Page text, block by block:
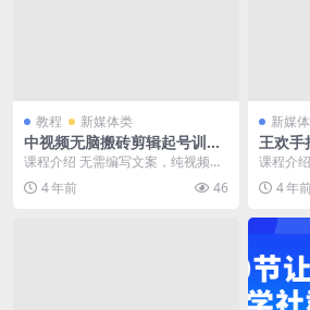
教程 新媒体类
中视频无脑搬砖剪辑起号训练
营高级视频教程
课程介绍 无需编写文案，纯视频剪
辑搬运，通过简单的复制技巧，就
能获取中视频收益。...
4 年前 46
新媒
王欢手
课程介
号、精
详细，
4 年